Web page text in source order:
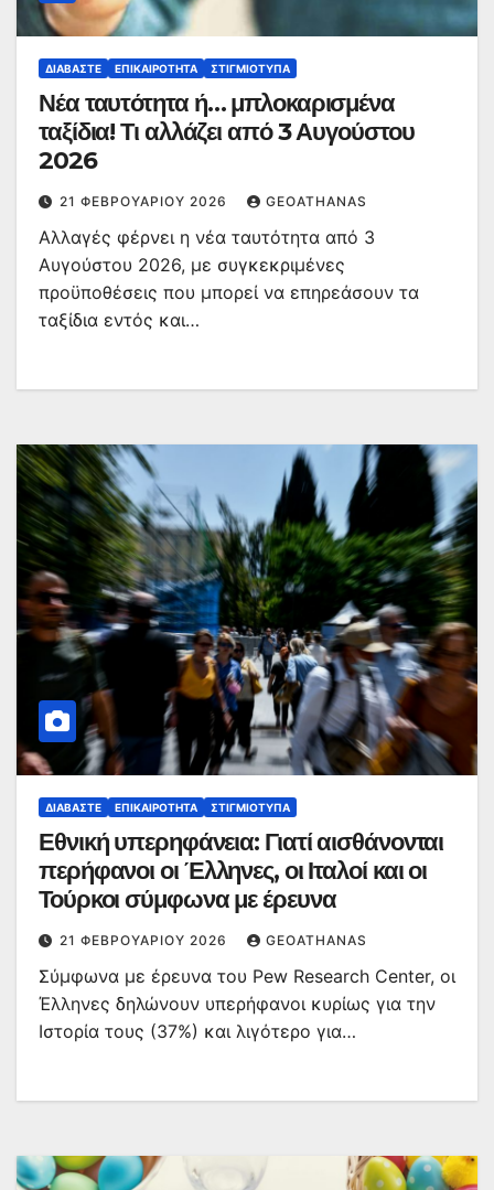
ΔΙΑΒΆΣΤΕ ΕΠΙΚΑΙΡΌΤΗΤΑ ΣΤΙΓΜΙΌΤΥΠΑ
Νέα ταυτότητα ή… μπλοκαρισμένα
ταξίδια! Τι αλλάζει από 3 Αυγούστου
2026
21 ΦΕΒΡΟΥΑΡΊΟΥ 2026 GEOATHANAS
Αλλαγές φέρνει η νέα ταυτότητα από 3
Αυγούστου 2026, με συγκεκριμένες
προϋποθέσεις που μπορεί να επηρεάσουν τα
ταξίδια εντός και…
ΔΙΑΒΆΣΤΕ ΕΠΙΚΑΙΡΌΤΗΤΑ ΣΤΙΓΜΙΌΤΥΠΑ
Εθνική υπερηφάνεια: Γιατί αισθάνονται
περήφανοι οι Έλληνες, οι Ιταλοί και οι
Τούρκοι σύμφωνα με έρευνα
21 ΦΕΒΡΟΥΑΡΊΟΥ 2026 GEOATHANAS
Σύμφωνα με έρευνα του Pew Research Center, οι
Έλληνες δηλώνουν υπερήφανοι κυρίως για την
Ιστορία τους (37%) και λιγότερο για…